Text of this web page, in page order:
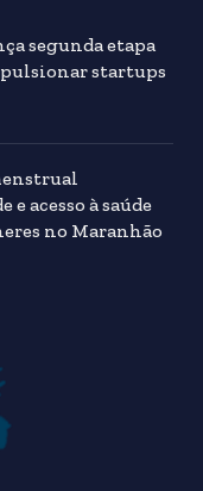
segunda etapa
startups
acesso à saúde
no Maranhão